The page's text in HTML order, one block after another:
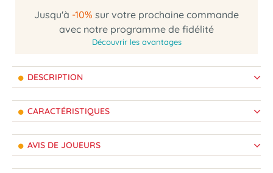
Jusqu'à -10% sur votre prochaine commande
avec notre programme de fidélité
Découvrir les avantages
DESCRIPTION
CARACTÉRISTIQUES
AVIS DE JOUEURS